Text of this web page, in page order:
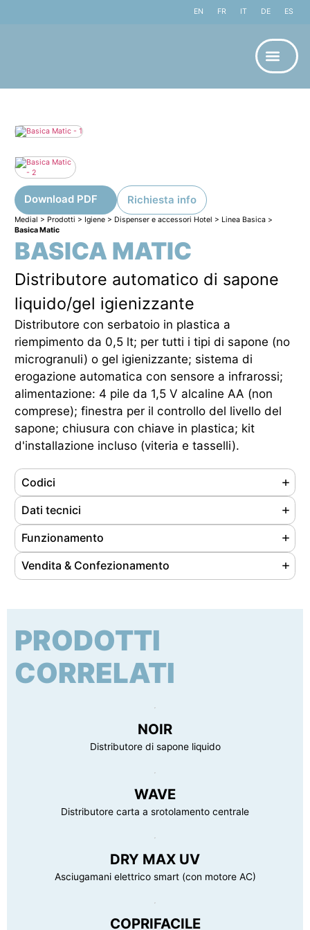
EN FR IT DE ES
Medial > Prodotti > Igiene> Dispenser e accessori Hotel > Linea Basica>
Basica Matic
BASICA MATIC
Distributore automatico di sapone
liquido/gel igienizzante
Distributore con serbatoio in plastica a
riempimento da 0,5 lt; per tutti i tipi di sapone (no
microgranuli) o gel igienizzante; sistema di
erogazione automatica con sensore a infrarossi;
alimentazione: 4 pile da 1,5 V alcaline AA (non
comprese); finestra per il controllo del livello del
sapone; chiusura con chiave in plastica; kit
d'installazione incluso (viteria e tasselli).
Codici
Referenze104055
Ean8033433777524
Origine prodottoExtra UE
Dati tecnici
MaterialeABS
ColoreBianco
CertificazioneNessuna certificazione prevista per questo
prodotto
Funzionamento
Garanzia 1 anni
Vendita & Confezionamento
Nr. pezzi/confezione1
Tipo di imballaggiocartone
Dimensioni conf. (LxPxH)
100 x 100 x 215 mm
Peso lordo confezione
1 kg
Download PDF Richiesta info
PRODOTTI
CORRELATI
NOIR
Distributore di sapone liquido
WAVE
Distributore carta a srotolamento centrale
DRY MAX UV
Asciugamani elettrico smart (con motore AC)
COPRIFACILE